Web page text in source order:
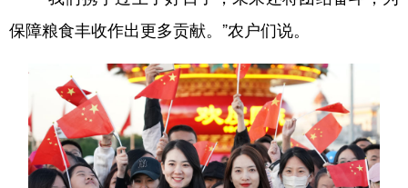
保障粮食丰收作出更多贡献。”农户们说。